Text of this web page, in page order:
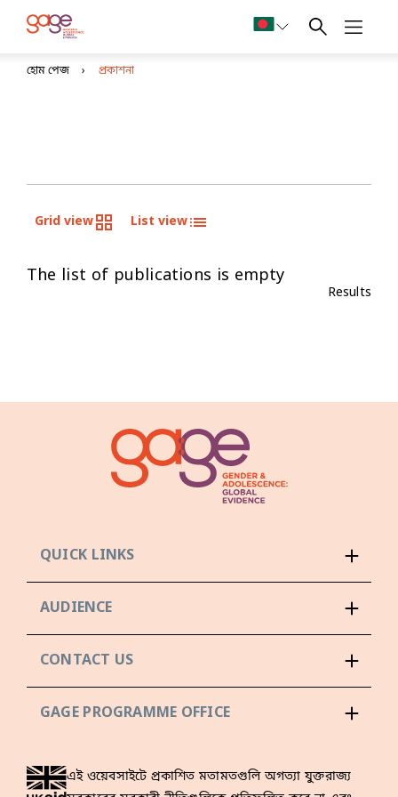
হোম পেজ প্রকাশনা
Grid view List view
The list of publications is empty
Results
QUICK LINKS
AUDIENCE
CONTACT US
GAGE PROGRAMME OFFICE
এই ওয়েবসাইটে প্রকাশিত মতামতগুলি অগত্যা যুক্তরাজ্য